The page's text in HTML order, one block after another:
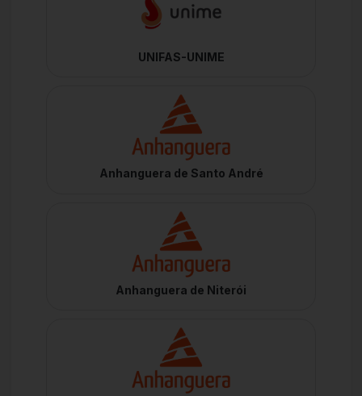
UNIFAS-UNIME
Anhanguera de Santo André
Anhanguera de Niterói